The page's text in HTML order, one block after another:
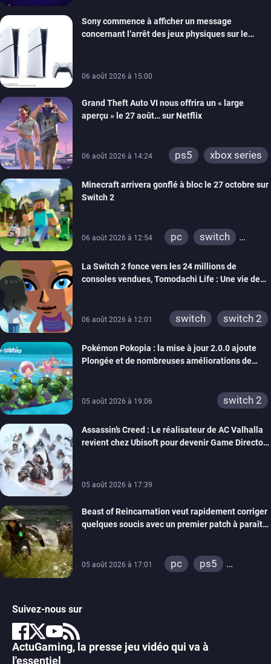
switch
ios
android
ps4
Sony commence à afficher un message
concernant l’arrêt des jeux physiques sur le
06 août 2026 à 15:00
Grand Theft Auto VI nous offrira un « large
aperçu » le 27 août… sur Netflix
06 août 2026 à 14:24 ps5 xbox series
Minecraft arrivera gonflé à bloc le 27 octobre sur
Switch 2
06 août 2026 à 12:54 pc
switch
xbox one
wiiu
3ds
ps3
switch 2
La Switch 2 fonce vers les 24 millions de
consoles vendues, Tomodachi Life : Une vie de
06 août 2026 à 12:01 switch switch 2
Pokémon Pokopia : la mise à jour 2.0.0 ajoute
Plongée et de nombreuses améliorations de
05 août 2026 à 19:06 switch 2
Assassin’s Creed : Le réalisateur de AC Valhalla
revient chez Ubisoft pour devenir Game Director
05 août 2026 à 17:39
Beast of Reincarnation veut rapidement corriger
quelques soucis avec un premier patch à paraître
05 août 2026 à 17:01 pc
ps5
Suivez-nous sur
ActuGaming, la presse jeu vidéo qui va à
l'essentiel